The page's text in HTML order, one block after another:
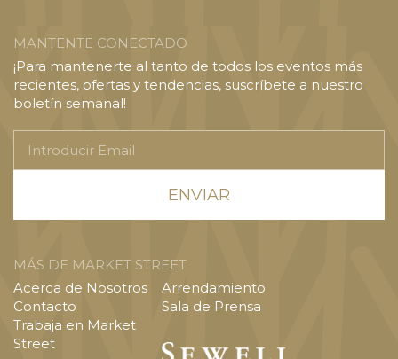
MANTENTE CONECTADO
¡Para mantenerte al tanto de todos los eventos más
recientes, ofertas y tendencias, suscríbete a nuestro
boletín semanal!
Email
MÁS DE MARKET STREET
Acerca de Nosotros
Contacto
Trabaja en Market
Street
Arrendamiento
Sala de Prensa